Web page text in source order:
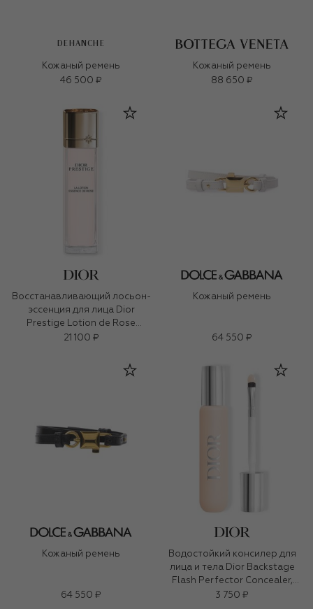
DEHANCHE
Кожаный ремень
46 500 ₽
Кожаный ремень
88 650 ₽
Восстанавливающий лосьон-
эссенция для лица Dior
Prestige Lotion de Rose
(150ml)
21 100 ₽
Кожаный ремень
64 550 ₽
Кожаный ремень
64 550 ₽
Водостойкий консилер для
лица и тела Dior Backstage
Flash Perfector Concealer,
оттенок 1C Холодный (11ml)
3 750 ₽